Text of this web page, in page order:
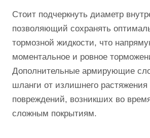
Стоит подчеркнуть диаметр
позволяющий сохранять
тормозной жидкости, что
моментальное и ровное
Дополнительные армирующие
шланги от излишнего
повреждений, возникших во
сложным покрытиям.